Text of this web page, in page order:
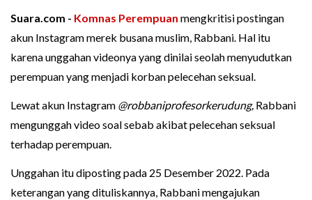
Suara.com - Komnas Perempuan mengkritisi postingan
akun Instagram merek busana muslim, Rabbani. Hal itu
karena unggahan videonya yang dinilai seolah menyudutkan
perempuan yang menjadi korban pelecehan seksual.
Lewat akun Instagram @robbaniprofesorkerudung, Rabbani
mengunggah video soal sebab akibat pelecehan seksual
terhadap perempuan.
Unggahan itu diposting pada 25 Desember 2022. Pada
keterangan yang dituliskannya, Rabbani mengajukan